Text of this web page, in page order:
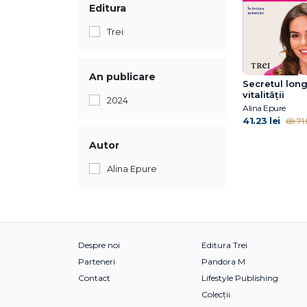
Editura
Trei
An publicare
2024
Autor
Alina Epure
Secretul
vitalității
Alina Epure
41.23 lei 68.71
Despre noi
Parteneri
Contact
Editura Trei
Pandora M
Lifestyle Publishing
Colecții